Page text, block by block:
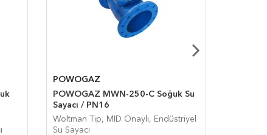
POWOGAZ
POWOGAZ MWN-250-C Soğuk Su
Sayacı / PN16
Woltman Tip, MID Onaylı, Endüstriyel
Su Sayacı